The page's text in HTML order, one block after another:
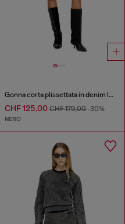
Gonna corta plissettata in denim leggero
CHF 125,00CHF 179,00-30%
NERO